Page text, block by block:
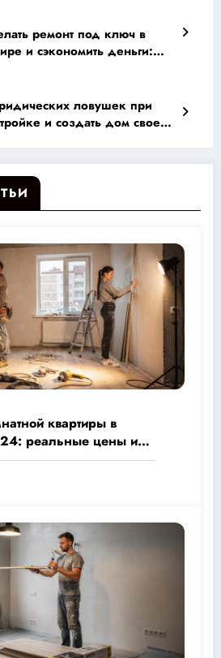
ремонт под ключ в
и сэкономить деньги:
ловушек при
и создать дом своей
квартиры в
реальные цены и
которые вам не